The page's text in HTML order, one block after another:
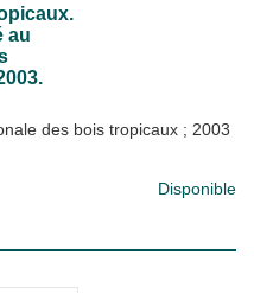
au
des bois tropicaux ; 2003
Disponible